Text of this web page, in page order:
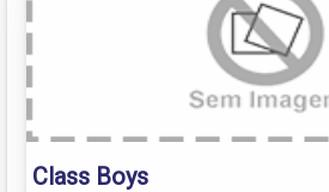
Class Boys